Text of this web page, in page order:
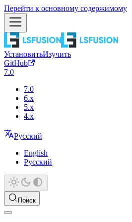
Перейти к основному содержимому
УстановитьИзучить
GitHub
7.0
7.0
6.x
5.x
4.x
Русский
English
Русский
Поиск